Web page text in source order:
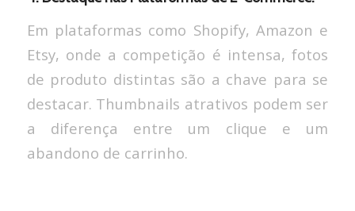
Em plataformas como Shopify, Amazon e
Etsy, onde a competição é intensa, fotos
de produto distintas são a chave para se
destacar. Thumbnails atrativos podem ser
a diferença entre um clique e um
abandono de carrinho.